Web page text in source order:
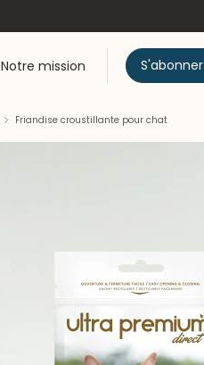
Notre mission S'abonner
Friandise croustillante pour chat